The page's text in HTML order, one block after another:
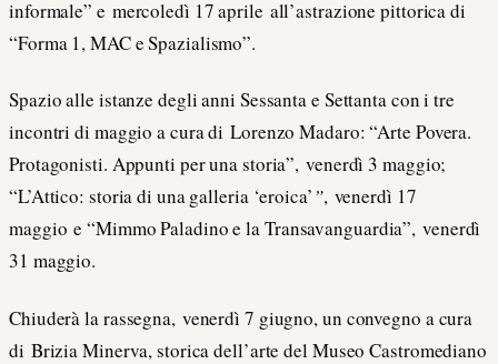
informale” e mercoledì 17 aprile all’astrazione pittorica di
“Forma 1, MAC e Spazialismo”.
Spazio alle istanze degli anni Sessanta e Settanta con i tre
incontri di maggio a cura di Lorenzo Madaro: “Arte Povera.
Protagonisti. Appunti per una storia”, venerdì 3 maggio;
“L’Attico: storia di una galleria ‘eroica’”, venerdì 17
maggio e “Mimmo Paladino e la Transavanguardia”, venerdì
31 maggio.
Chiuderà la rassegna, venerdì 7 giugno, un convegno a cura
di Brizia Minerva, storica dell’arte del Museo Castromediano